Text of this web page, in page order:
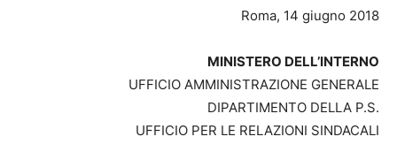
Roma, 14 giugno 2018
MINISTERO DELL’INTERNO
UFFICIO AMMINISTRAZIONE GENERALE
DIPARTIMENTO DELLA P.S.
UFFICIO PER LE RELAZIONI SINDACALI